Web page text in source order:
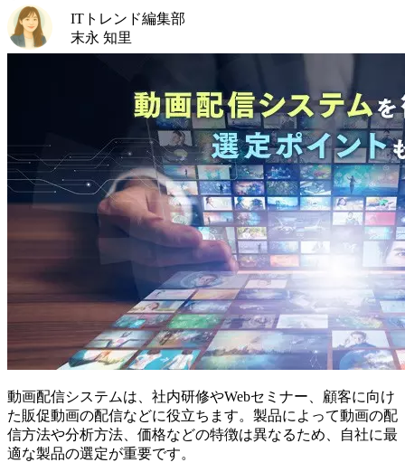
ITトレンド編集部
末永 知里
動画配信システムは、社内研修やWebセミナー、顧客に向け
た販促動画の配信などに役立ちます。製品によって動画の配
信方法や分析方法、価格などの特徴は異なるため、自社に最
適な製品の選定が重要です。